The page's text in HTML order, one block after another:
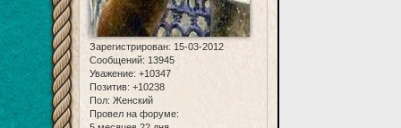
Зарегистрирован: 15-03-2012
Сообщений: 13945
Уважение: +10347
Позитив: +10238
Пол: Женский
Провел на форуме: